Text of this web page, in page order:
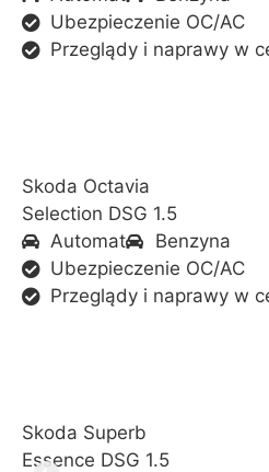
Ubezpieczenie OC/AC
Przeglądy i naprawy w
Skoda Octavia
Selection DSG 1.5
Automat
Benzyna
Ubezpieczenie OC/AC
Przeglądy i naprawy w
Skoda Superb
Essence DSG 1.5